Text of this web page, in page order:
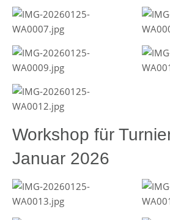
Workshop für
Januar 2026